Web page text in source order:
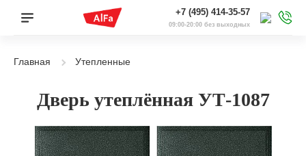
+7 (495) 414-35-57
09:00-20:00 без выходных
Главная Утепленные
Дверь утеплённая УТ-1087